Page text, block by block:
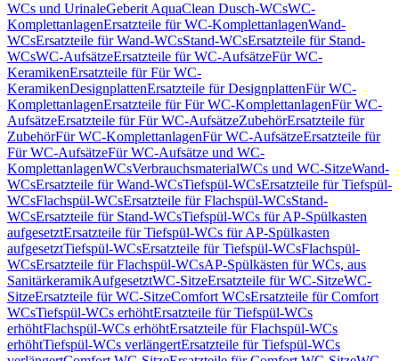
WCs und UrinaleGeberit AquaClean Dusch-WCsWC-
KomplettanlagenErsatzteile für WC-KomplettanlagenWand-
WCsErsatzteile für Wand-WCsStand-WCsErsatzteile für Stand-
WCsWC-AufsätzeErsatzteile für WC-AufsätzeFür WC-
KeramikenErsatzteile für Für WC-
KeramikenDesignplattenErsatzteile für DesignplattenFür WC-
KomplettanlagenErsatzteile für Für WC-KomplettanlagenFür WC-
AufsätzeErsatzteile für Für WC-AufsätzeZubehörErsatzteile für
ZubehörFür WC-KomplettanlagenFür WC-AufsätzeErsatzteile für
Für WC-AufsätzeFür WC-Aufsätze und WC-
KomplettanlagenWCsVerbrauchsmaterialWCs und WC-SitzeWand-
WCsErsatzteile für Wand-WCsTiefspül-WCsErsatzteile für Tiefspül-
WCsFlachspül-WCsErsatzteile für Flachspül-WCsStand-
WCsErsatzteile für Stand-WCsTiefspül-WCs für AP-Spülkasten
aufgesetztErsatzteile für Tiefspül-WCs für AP-Spülkasten
aufgesetztTiefspül-WCsErsatzteile für Tiefspül-WCsFlachspül-
WCsErsatzteile für Flachspül-WCsAP-Spülkästen für WCs, aus
SanitärkeramikAufgesetztWC-SitzeErsatzteile für WC-SitzeWC-
SitzeErsatzteile für WC-SitzeComfort WCsErsatzteile für Comfort
WCsTiefspül-WCs erhöhtErsatzteile für Tiefspül-WCs
erhöhtFlachspül-WCs erhöhtErsatzteile für Flachspül-WCs
erhöhtTiefspül-WCs verlängertErsatzteile für Tiefspül-WCs